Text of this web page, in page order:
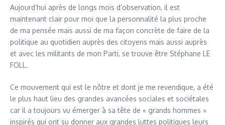
Aujourd’hui après de longs mois d’observation, il est
maintenant clair pour moi que la personnalité la plus proche
de ma pensée mais aussi de ma façon concrète de faire de la
politique au quotidien auprès des citoyens mais aussi auprès
et avec les militants de mon Parti, se trouve être Stéphane LE
FOLL.
Ce mouvement qui est le nôtre et dont je me revendique, a été
le plus haut lieu des grandes avancées sociales et sociétales
car il a toujours vu émerger à sa tête de « grands hommes »
inspirés qui ont su donner aux grandes luttes politiques leurs